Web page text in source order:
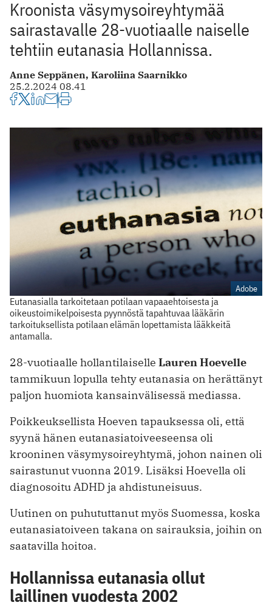
Kroonista väsymysoireyhtymää
sairastavalle 28-vuotiaalle naiselle
tehtiin eutanasia Hollannissa.
Anne Seppänen, Karoliina Saarnikko
25.2.2024 08.41
Adobe
Eutanasialla tarkoitetaan potilaan vapaaehtoisesta ja
oikeustoimikelpoisesta pyynnöstä tapahtuvaa lääkärin
tarkoituksellista potilaan elämän lopettamista lääkkeitä
antamalla.
28-vuotiaalle hollantilaiselle Lauren Hoevelle
tammikuun lopulla tehty eutanasia on herättänyt
paljon huomiota kansainvälisessä mediassa.
Poikkeuksellista Hoeven tapauksessa oli, että
syynä hänen eutanasiatoiveeseensa oli
krooninen väsymysoireyhtymä, johon nainen oli
sairastunut vuonna 2019. Lisäksi Hoevella oli
diagnosoitu ADHD ja ahdistuneisuus.
Uutinen on puhututtanut myös Suomessa, koska
eutanasiatoiveen takana on sairauksia, joihin on
saatavilla hoitoa.
Hollannissa eutanasia ollut
laillinen vuodesta 2002